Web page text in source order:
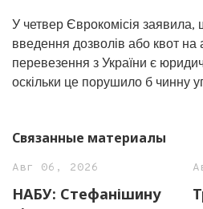
У четвер Єврокомісія
введення дозволів або квот на
перевезення з України є
оскільки це порушило б чинну
Связанные материалы
Авг 06, 2026
НАБУ: Стефанішину